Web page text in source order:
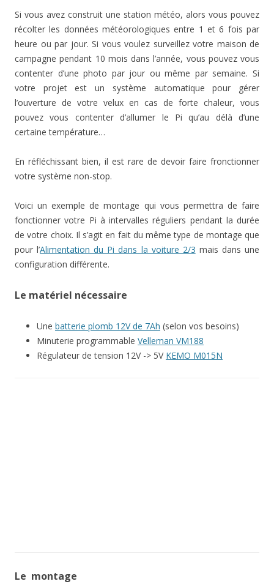
Si vous avez construit une station météo, alors vous pouvez
récolter les données météorologiques entre 1 et 6 fois par
heure ou par jour. Si vous voulez surveillez votre maison de
campagne pendant 10 mois dans l’année, vous pouvez vous
contenter d’une photo par jour ou même par semaine. Si
votre projet est un système automatique pour gérer
l’ouverture de votre velux en cas de forte chaleur, vous
pouvez vous contenter d’allumer le Pi qu’au délà d’une
certaine température…
En réfléchissant bien, il est rare de devoir faire fronctionner
votre système non-stop.
Voici un exemple de montage qui vous permettra de faire
fonctionner votre Pi à intervalles réguliers pendant la durée
de votre choix. Il s’agit en fait du même type de montage que
pour l’Alimentation du Pi dans la voiture 2/3 mais dans une
configuration différente.
Le matériel nécessaire
Une batterie plomb 12V de 7Ah (selon vos besoins)
Minuterie programmable Velleman VM188
Régulateur de tension 12V -> 5V KEMO M015N
Le montage